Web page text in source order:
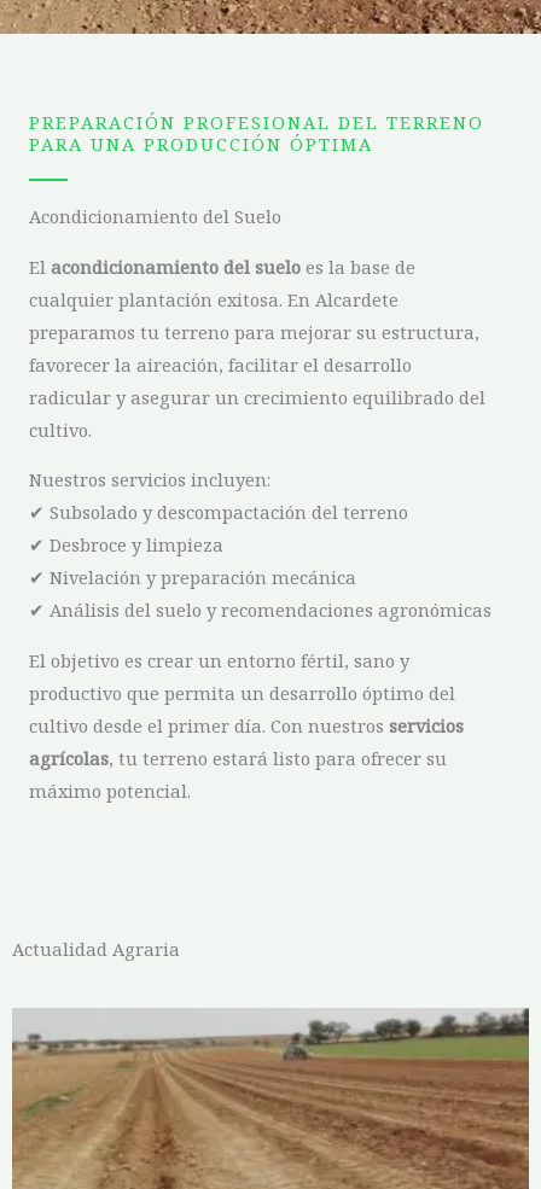
PREPARACIÓN PROFESIONAL DEL TERRENO
PARA UNA PRODUCCIÓN ÓPTIMA
Acondicionamiento del Suelo
El acondicionamiento del suelo es la base de
cualquier plantación exitosa. En Alcardete
preparamos tu terreno para mejorar su estructura,
favorecer la aireación, facilitar el desarrollo
radicular y asegurar un crecimiento equilibrado del
cultivo.
Nuestros servicios incluyen:
✔ Subsolado y descompactación del terreno
✔ Desbroce y limpieza
✔ Nivelación y preparación mecánica
✔ Análisis del suelo y recomendaciones agronómicas
El objetivo es crear un entorno fértil, sano y
productivo que permita un desarrollo óptimo del
cultivo desde el primer día. Con nuestros servicios
agrícolas, tu terreno estará listo para ofrecer su
máximo potencial.
Actualidad Agraria
a
g
e
g
e
a
g
e
a
g
e
P
a
g
e